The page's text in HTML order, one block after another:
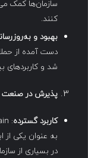
سازمان‌ها کمک
کنند.
بهبود و
دست آمده از
شد و کاربردهای
پذیرش در صنعت
کاربرد گسترده
به عنوان یکی از
در بسیاری از